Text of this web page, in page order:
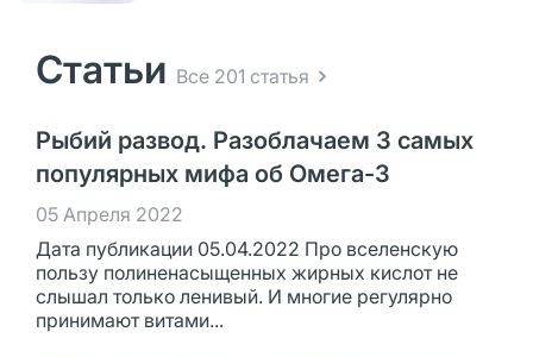
Статьи Все 201 статья
Рыбий развод. Разоблачаем 3 самых
популярных мифа об Омега-3
05 Апреля 2022
Дата публикации 05.04.2022 Про вселенскую
пользу полиненасыщенных жирных кислот не
слышал только ленивый. И многие регулярно
принимают витами...